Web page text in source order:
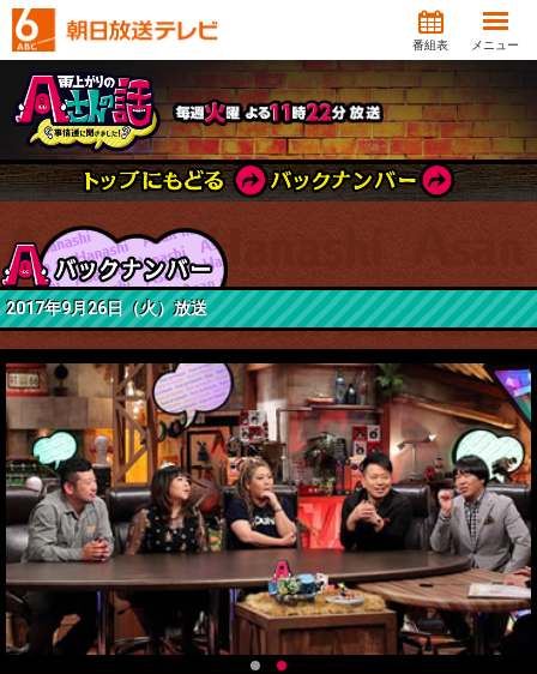
番組表 メニュー
2017年9月26日（火）放送